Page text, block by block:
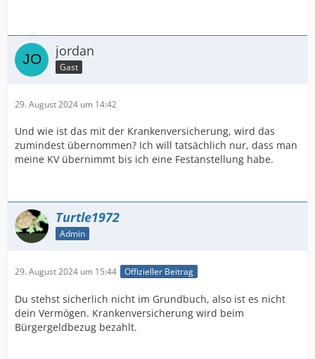
jordan
Gast
29. August 2024 um 14:42
Und wie ist das mit der Krankenversicherung, wird das
zumindest übernommen? Ich will tatsächlich nur, dass man
meine KV übernimmt bis ich eine Festanstellung habe.
Turtle1972
Admin
29. August 2024 um 15:44 Offizieller Beitrag
Du stehst sicherlich nicht im Grundbuch, also ist es nicht
dein Vermögen. Krankenversicherung wird beim
Bürgergeldbezug bezahlt.